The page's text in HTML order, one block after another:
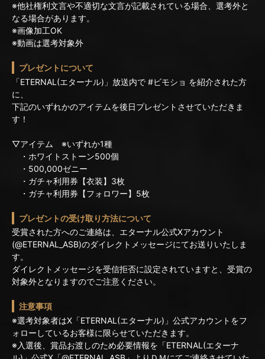
※他社権利文言や不適切な文言が記載されている場合、選考外と
なる場合があります。
※画像加工OK
※動画は選考対象外
プレゼントについて
「ETERNAL(エターナル)」放送内で #ビモショ を紹介された方
に、
下記のいずれかのアイテムを後日プレゼントさせていただきま
す！
▽アイテム ※いずれか1種
・ホワイトストーン500個
・500,000ゼニー
・ガチャ利用券【衣装】3枚
・ガチャ利用券【フォロワー】5枚
プレゼントの受け取り方法について
受賞された方へのご連絡は、エターナル公式Xアカウント
(@ETERNAL_ASB)のダイレクトメッセージにてお送りいたしま
す。
ダイレクトメッセージを受信拒否に設定されていますと、受賞の
対象外となりますのでご注意ください。
注意事項
※選考対象者はX「ETERNAL(エターナル)」公式アカウントをフ
ォローしているお客様に限らせていただきます。
※入選後、賞品お渡しのため必要情報を「ETERNAL(エターナ